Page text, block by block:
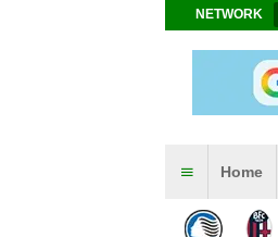
NETWORK
Home